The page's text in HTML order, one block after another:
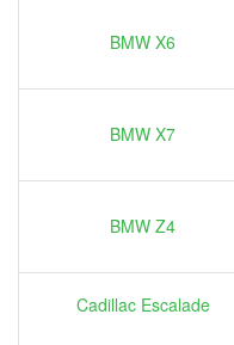
BMW X6
BMW X7
BMW Z4
Cadillac Escalade